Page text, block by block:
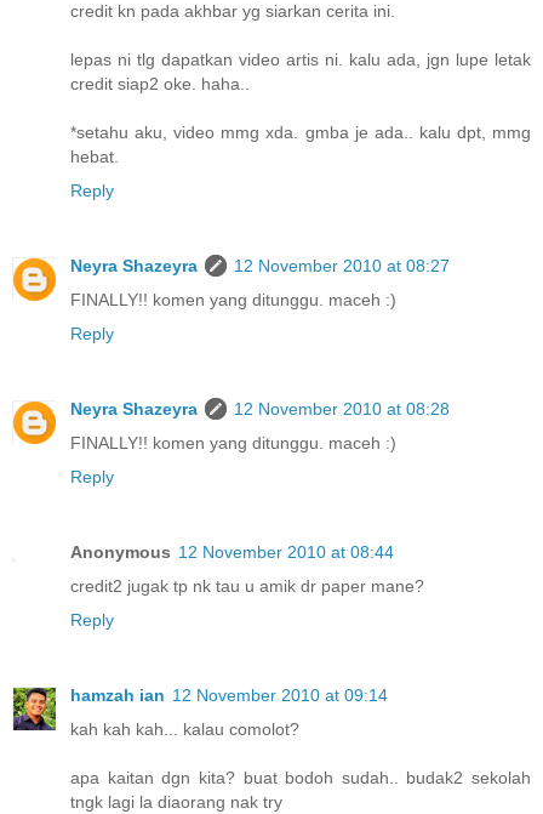
credit kn pada akhbar yg siarkan cerita ini.
lepas ni tlg dapatkan video artis ni. kalu ada, jgn lupe letak
credit siap2 oke. haha..
*setahu aku, video mmg xda. gmba je ada.. kalu dpt, mmg
hebat.
Reply
Neyra Shazeyra
12 November 2010 at 08:27
FINALLY!! komen yang ditunggu. maceh :)
Reply
Neyra Shazeyra
12 November 2010 at 08:28
FINALLY!! komen yang ditunggu. maceh :)
Reply
Anonymous 12 November 2010 at 08:44
credit2 jugak tp nk tau u amik dr paper mane?
Reply
hamzah ian 12 November 2010 at 09:14
kah kah kah... kalau comolot?
apa kaitan dgn kita? buat bodoh sudah.. budak2 sekolah
tngk lagi la diaorang nak try